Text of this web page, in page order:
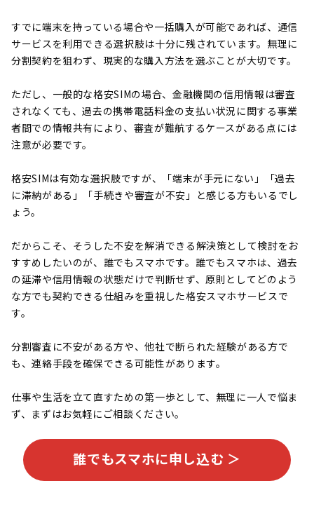
すでに端末を持っている場合や一括購入が可能であれば、通信
サービスを利用できる選択肢は十分に残されています。無理に
分割契約を狙わず、現実的な購入方法を選ぶことが大切です。
ただし、一般的な格安SIMの場合、金融機関の信用情報は審査
されなくても、過去の携帯電話料金の支払い状況に関する事業
者間での情報共有により、審査が難航するケースがある点には
注意が必要です。
格安SIMは有効な選択肢ですが、「端末が手元にない」「過去
に滞納がある」「手続きや審査が不安」と感じる方もいるでし
ょう。
だからこそ、そうした不安を解消できる解決策として検討をお
すすめしたいのが、誰でもスマホです。誰でもスマホは、過去
の延滞や信用情報の状態だけで判断せず、原則としてどのよう
な方でも契約できる仕組みを重視した格安スマホサービスで
す。
分割審査に不安がある方や、他社で断られた経験がある方で
も、連絡手段を確保できる可能性があります。
仕事や生活を立て直すための第一歩として、無理に一人で悩ま
ず、まずはお気軽にご相談ください。
誰でもスマホに申し込む ＞